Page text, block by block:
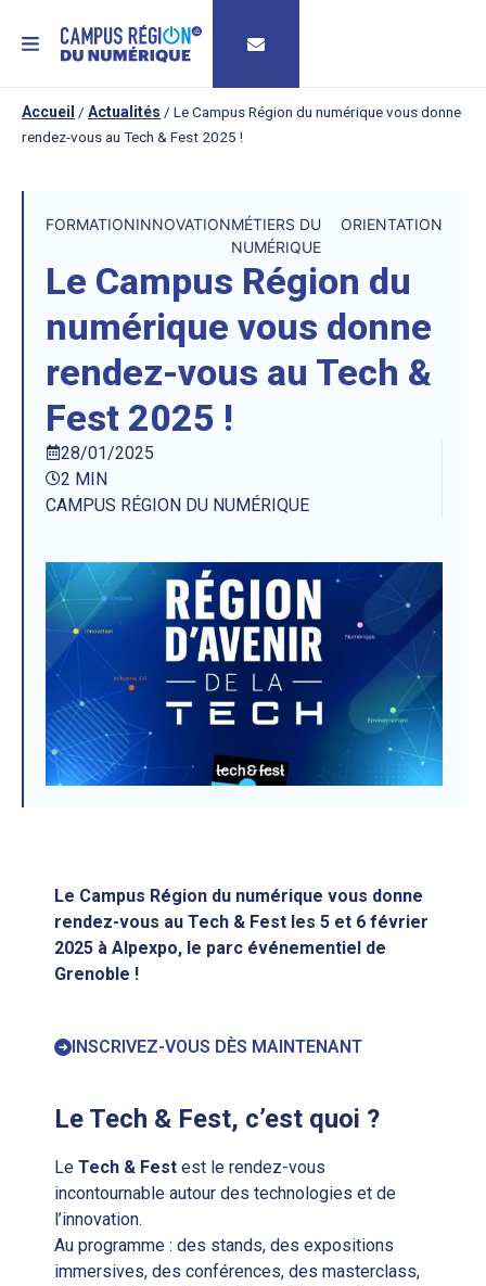
MENU
Accueil / Actualités / Le Campus Région du numérique vous donne
rendez-vous au Tech & Fest 2025 !
FORMATIONINNOVATIONMÉTIERS DU
NUMÉRIQUE
ORIENTATION
Le Campus Région du
numérique vous donne
rendez-vous au Tech &
Fest 2025 !
28/01/2025
2 MIN
CAMPUS RÉGION DU NUMÉRIQUE
Le Campus Région du numérique vous donne
rendez-vous au Tech & Fest les 5 et 6 février
2025 à Alpexpo, le parc événementiel de
Grenoble !
INSCRIVEZ-VOUS DÈS MAINTENANT
Le Tech & Fest, c’est quoi ?
Le Tech & Fest est le rendez-vous
incontournable autour des technologies et de
l’innovation.
Au programme : des stands, des expositions
immersives, des conférences, des masterclass,